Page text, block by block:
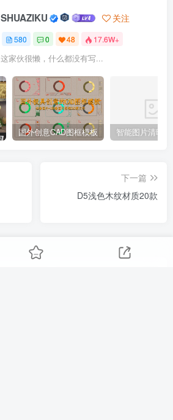
SHUAZIKU 关注
580 0 48 17.6W+
这家伙很懒，什么都没有写...
国外创意CAD图框模板
下一篇
D5浅色木纹材质20款